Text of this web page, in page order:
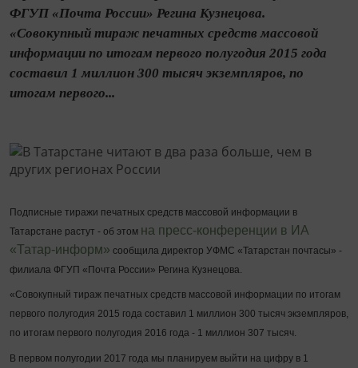
ФГУП «Почта России» Регина Кузнецова.
«Совокупный тираж печатных средств массовой
информации по итогам первого полугодия 2015 года
составил 1 миллион 300 тысяч экземпляров, по
итогам первого...
Подписные тиражи печатных средств массовой информации в
Татарстане растут - об этом на пресс-конференции в ИА
«Татар-информ» сообщила директор УФМС «Татарстан почтасы» -
филиала ФГУП «Почта России» Регина Кузнецова.
«Совокупный тираж печатных средств массовой информации по итогам
первого полугодия 2015 года составил 1 миллион 300 тысяч экземпляров,
по итогам первого полугодия 2016 года - 1 миллион 307 тысяч.
В первом полугодии 2017 года мы планируем выйти на цифру в 1